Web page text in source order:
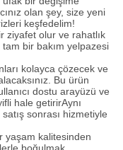
olan şey, size yeni
keşfedelim!
ziyafet olur ve rahatlık
tam bir bakım yelpazesi
kolayca çözecek ve
Bu ürün
dostu arayüzü ve
hale getirirAynı
sonrası hizmetiyle
yaşam kalitesinden